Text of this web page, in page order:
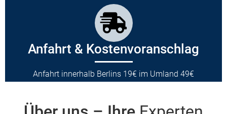
Anfahrt & Kostenvoranschlag
Anfahrt innerhalb Berlins 19€ im Umland 49€